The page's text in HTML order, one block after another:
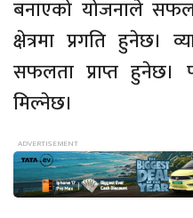
बनाएको योजनाले
क्षेत्रमा प्रगति हुनेछ।
सफलता प्राप्त हुनेछ।
मिल्नेछ।